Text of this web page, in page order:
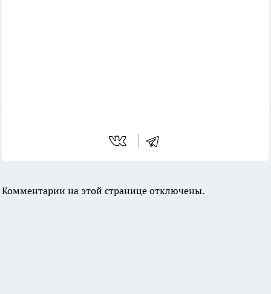
Комментарии на этой странице отключены.